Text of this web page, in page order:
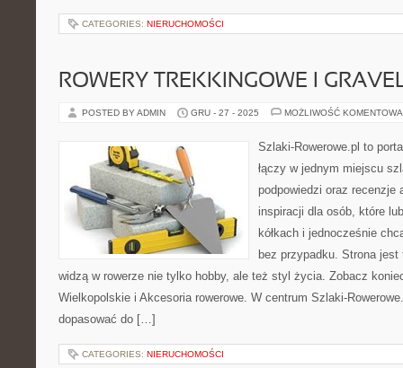
CATEGORIES: NIERUCHOMOŚCI
ROWERY TREKKINGOWE I
POSTED BY ADMIN GRU - 27 - 2025 MOŻLIWOŚĆ
Szlaki-Rowerowe.pl to
łączy w jednym miejscu
podpowiedzi oraz recenzje
inspiracji dla osób, które
kółkach i jednocześnie
bez przypadku. Strona
widzą w rowerze nie tylko hobby, ale też styl życia. Zobacz
Wielkopolskie i Akcesoria rowerowe. W centrum Szlaki-
dopasować do […]
CATEGORIES: NIERUCHOMOŚCI